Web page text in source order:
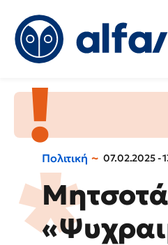
Πολιτική 07.02.2025 -